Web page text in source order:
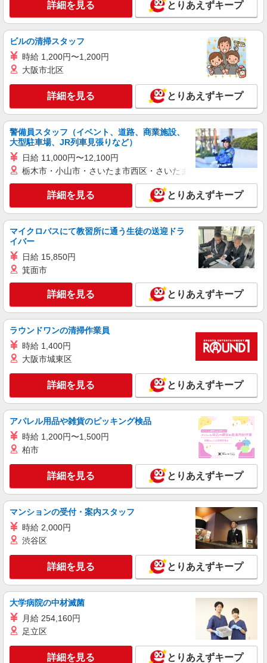
円 17:00〜＋100円
埼玉県さいたま市大宮区錦町630 JR大宮駅ル
ミネ2 1階
キープ 詳細を見る
詳細を見る とりあえずキープ
ビルの清掃スタッフ
時給 1,200円〜1,200円
大阪市北区
詳細を見る とりあえずキープ
警備員スタッフ（イベント、道路、商業施設、
大型駐車場、JR列車見張りなど）
日給 11,000円〜12,100円
栃木市・小山市・さいたま市西区・さいたま市岩槻区・久喜市・
詳細を見る とりあえずキープ
マイクロバスにて教習所に通う生徒の送迎ドラ
イバー
日給 15,850円
箕面市
詳細を見る とりあえずキープ
ラウンドワンの清掃作業員
時給 1,400円
大阪市城東区
詳細を見る とりあえずキープ
アパレル用品や雑貨のピッキング検品
時給 1,200円〜1,500円
柏市
詳細を見る とりあえずキープ
マンションの受付・案内スタッフ
時給 2,000円
渋谷区
詳細を見る とりあえずキープ
大学病院の中材滅菌
月給 254,160円
足立区
詳細を見る とりあえずキープ